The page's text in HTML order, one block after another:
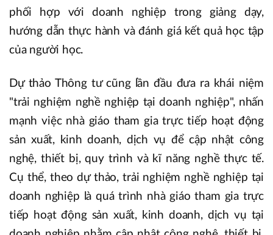
phối hợp với doanh nghiệp trong giảng dạy,
hướng dẫn thực hành và đánh giá kết quả học tập
của người học.
Dự thảo Thông tư cũng lần đầu đưa ra khái niệm
"trải nghiệm nghề nghiệp tại doanh nghiệp", nhấn
mạnh việc nhà giáo tham gia trực tiếp hoạt động
sản xuất, kinh doanh, dịch vụ để cập nhật công
nghệ, thiết bị, quy trình và kĩ năng nghề thực tế.
Cụ thể, theo dự thảo, trải nghiệm nghề nghiệp tại
doanh nghiệp là quá trình nhà giáo tham gia trực
tiếp hoạt động sản xuất, kinh doanh, dịch vụ tại